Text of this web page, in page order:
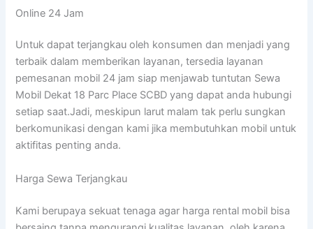
Online 24 Jam
Untuk dapat terjangkau oleh konsumen dan menjadi yang
terbaik dalam memberikan layanan, tersedia layanan
pemesanan mobil 24 jam siap menjawab tuntutan Sewa
Mobil Dekat 18 Parc Place SCBD yang dapat anda hubungi
setiap saat.Jadi, meskipun larut malam tak perlu sungkan
berkomunikasi dengan kami jika membutuhkan mobil untuk
aktifitas penting anda.
Harga Sewa Terjangkau
Kami berupaya sekuat tenaga agar harga rental mobil bisa